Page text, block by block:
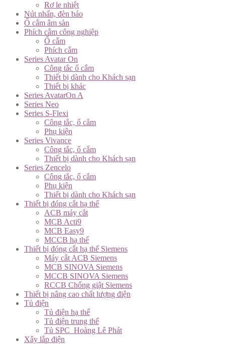
Rơ le nhiệt
Nút nhấn, đèn báo
Ổ cắm âm sàn
Phích cắm công nghiệp
Ổ cắm
Phích cắm
Series Avatar On
Công tắc ổ cắm
Thiết bị dành cho Khách sạn
Thiết bị khác
Series AvatarOn A
Series Neo
Series S-Flexi
Công tắc, ổ cắm
Phụ kiện
Series Vivance
Công tắc, ổ cắm
Thiết bị dành cho Khách sạn
Series Zencelo
Công tắc, ổ cắm
Phụ kiện
Thiết bị dành cho Khách sạn
Thiết bị đóng cắt hạ thế
ACB máy cắt
MCB Acti9
MCB Easy9
MCCB hạ thế
Thiết bị đóng cắt hạ thế Siemens
Máy cắt ACB Siemens
MCB SINOVA Siemens
MCCB SINOVA Siemens
RCCB Chống giật Siemens
Thiết bị nâng cao chất lượng điện
Tủ điện
Tủ điện hạ thế
Tủ điện trung thế
Tủ SPC_Hoàng Lê Phát
Xây lắp điện